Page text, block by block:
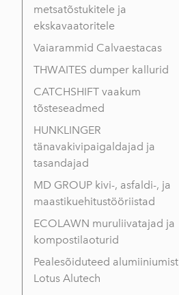
metsatõstukitele ja
ekskavaatoritele
Vaiarammid Calvaestacas
THWAITES dumper kallurid
CATCHSHIFT vaakum
tõsteseadmed
HUNKLINGER
tänavakivipaigaldajad ja
tasandajad
MD GROUP kivi-, asfaldi-, ja
maastikuehitustööriistad
ECOLAWN muruliivatajad ja
kompostilaoturid
Pealesõiduteed alumiiniumist
Lotus Alutech